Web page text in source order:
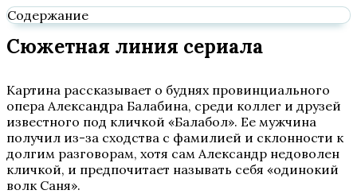
Содержание
Сюжетная линия сериала
Картина рассказывает о буднях провинциального
опера Александра Балабина, среди коллег и друзей
известного под кличкой «Балабол». Ее мужчина
получил из-за сходства с фамилией и склонности к
долгим разговорам, хотя сам Александр недоволен
кличкой, и предпочитает называть себя «одинокий
волк Саня».